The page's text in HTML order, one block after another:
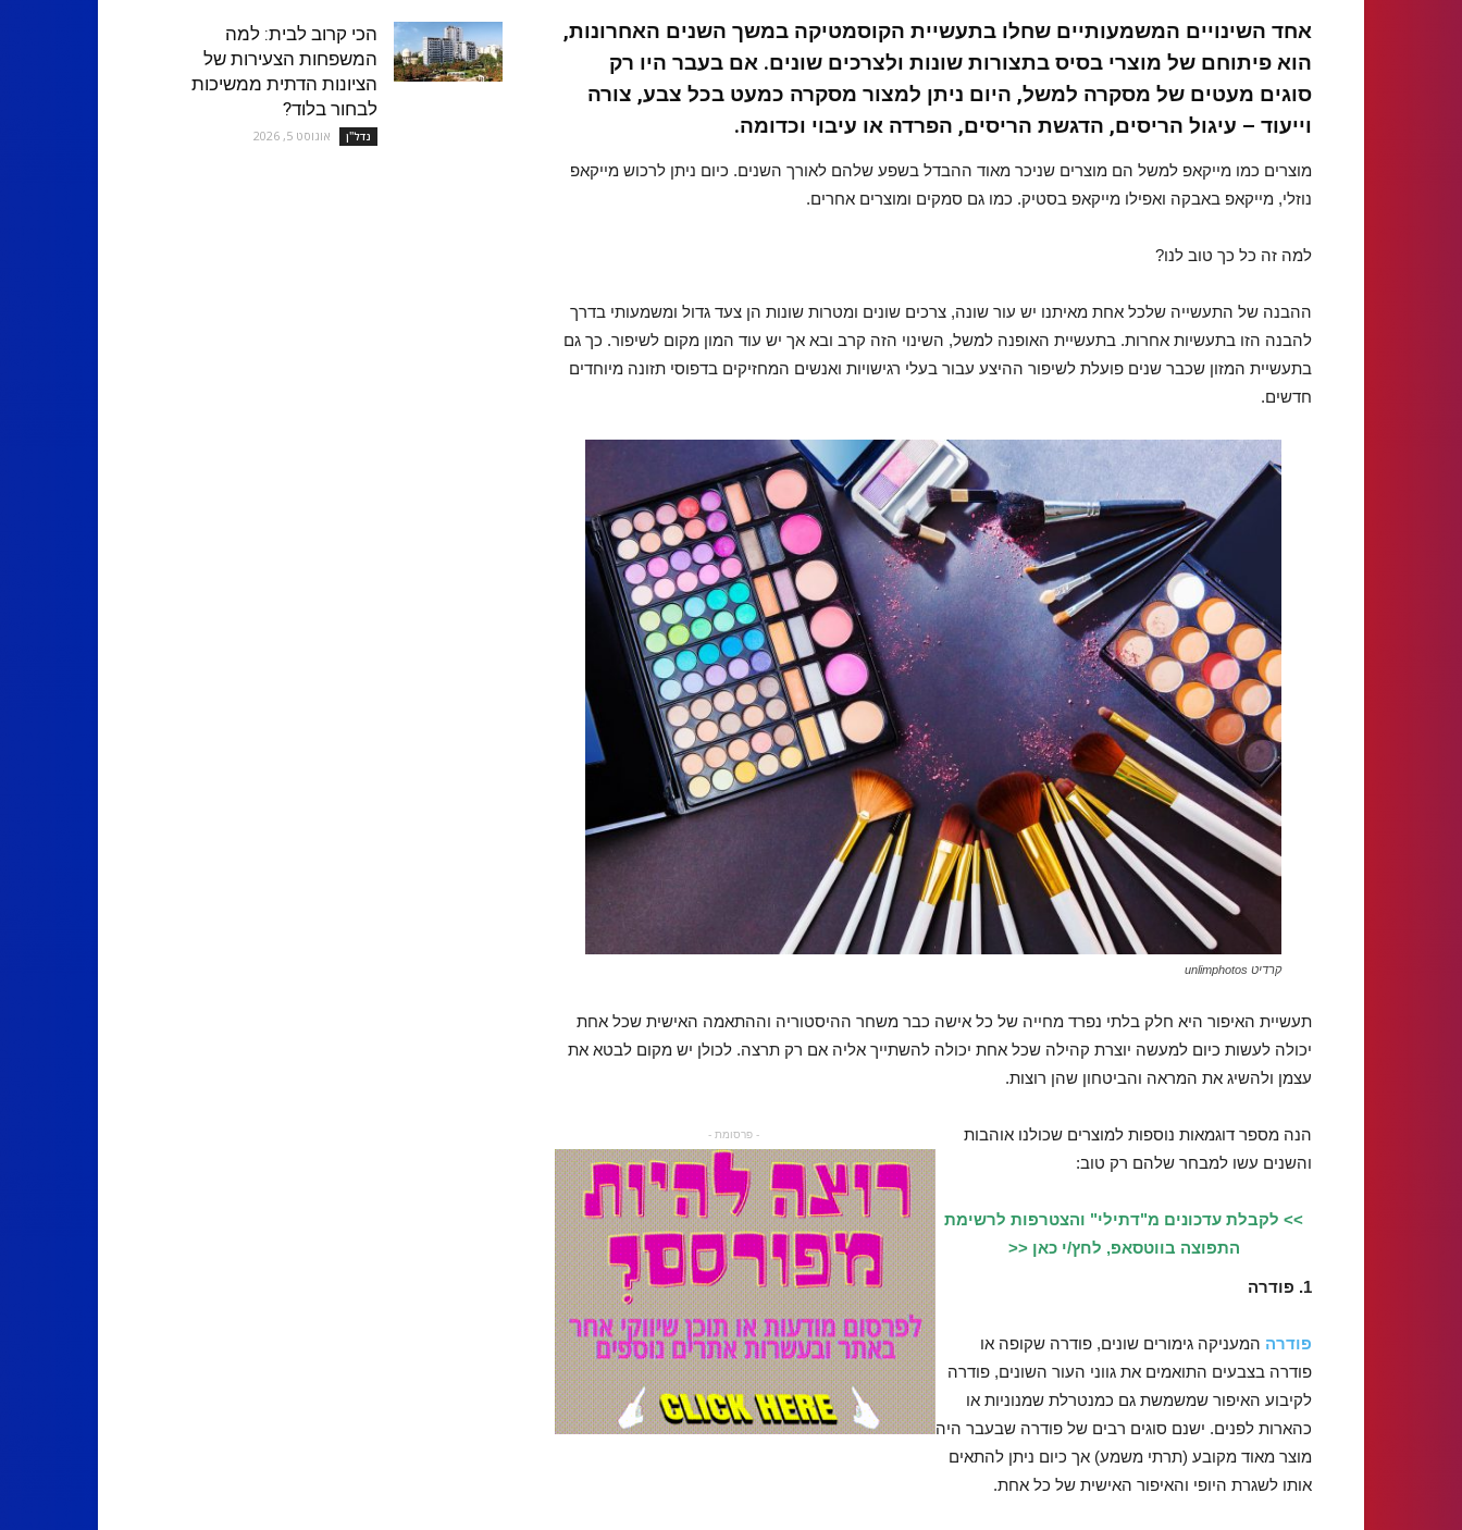
אחד השינויים המשמעותיים שחלו בתעשיית הקוסמטיקה במשך השנים האחרונות,
הוא פיתוחם של מוצרי בסיס בתצורות שונות ולצרכים שונים. אם בעבר היו רק
סוגים מעטים של מסקרה למשל, היום ניתן למצור מסקרה כמעט בכל צבע, צורה
וייעוד – עיגול הריסים, הדגשת הריסים, הפרדה או עיבוי וכדומה.
מוצרים כמו מייקאפ למשל הם מוצרים שניכר מאוד ההבדל בשפע שלהם לאורך השנים. כיום ניתן לרכוש מייקאפ
נוזלי, מייקאפ באבקה ואפילו מייקאפ בסטיק. כמו גם סמקים ומוצרים אחרים.
למה זה כל כך טוב לנו?
ההבנה של התעשייה שלכל אחת מאיתנו יש עור שונה, צרכים שונים ומטרות שונות הן צעד גדול ומשמעותי בדרך
להבנה הזו בתעשיות אחרות. בתעשיית האופנה למשל, השינוי הזה קרב ובא אך יש עוד המון מקום לשיפור. כך גם
בתעשיית המזון שכבר שנים פועלת לשיפור ההיצע עבור בעלי רגישויות ואנשים המחזיקים בדפוסי תזונה מיוחדים
חדשים.
קרדיט unlimphotos
תעשיית האיפור היא חלק בלתי נפרד מחייה של כל אישה כבר משחר ההיסטוריה וההתאמה האישית שכל אחת
יכולה לעשות כיום למעשה יוצרת קהילה שכל אחת יכולה להשתייך אליה אם רק תרצה. לכולן יש מקום לבטא את
עצמן ולהשיג את המראה והביטחון שהן רוצות.
- פרסומת -
הנה מספר דוגמאות נוספות למוצרים שכולנו אוהבות
והשנים עשו למבחר שלהם רק טוב:
>> לקבלת עדכונים מ"דתילי" והצטרפות לרשימת
התפוצה בווטסאפ, לחץ/י כאן <<
1. פודרה
פודרה המעניקה גימורים שונים, פודרה שקופה או
פודרה בצבעים התואמים את גווני העור השונים, פודרה
לקיבוע האיפור שמשמשת גם כמנטרלת שמנוניות או
כהארות לפנים. ישנם סוגים רבים של פודרה שבעבר היה
מוצר מאוד מקובע (תרתי משמע) אך כיום ניתן להתאים
אותו לשגרת היופי והאיפור האישית של כל אחת.
הכי קרוב לבית: למה
המשפחות הצעירות של
הציונות הדתית ממשיכות
לבחור בלוד?
נדל''ן אוגוסט 5, 2026